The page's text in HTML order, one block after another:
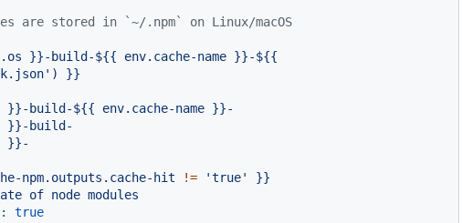
are stored in `~/.npm` on Linux/macOS
}}-build-${{ env.cache-name }}-${{
}}
npm.outputs.cache-hit != 'true'
}}
of node modules
true